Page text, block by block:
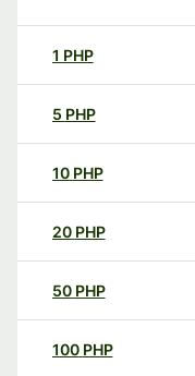
1 PHP
5 PHP
10 PHP
20 PHP
50 PHP
100 PHP